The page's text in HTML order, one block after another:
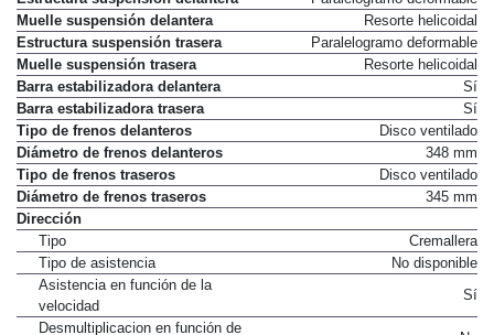
Estructura suspensión delantera
Paralelogramo deformable
Muelle suspensión delantera
Resorte helicoidal
Estructura suspensión trasera
Paralelogramo deformable
Muelle suspensión trasera
Resorte helicoidal
Barra estabilizadora delantera
Sí
Barra estabilizadora trasera
Sí
Tipo de frenos delanteros
Disco ventilado
Diámetro de frenos delanteros
348 mm
Tipo de frenos traseros
Disco ventilado
Diámetro de frenos traseros
Dirección
Tipo
Cremallera
Tipo de asistencia
Asistencia en función de la
velocidad
Sí